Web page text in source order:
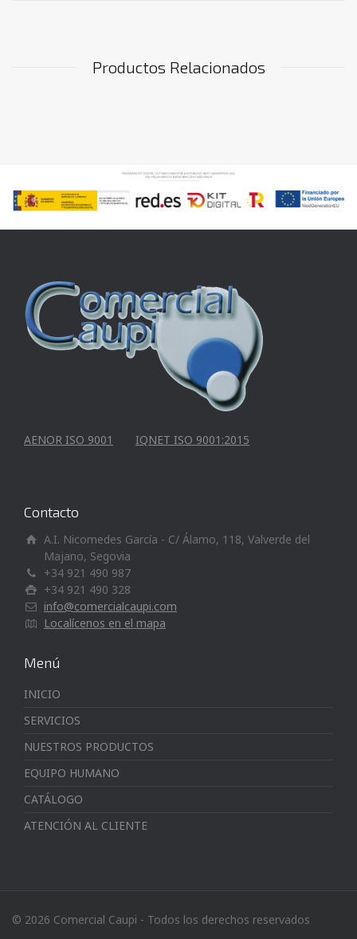
Productos Relacionados
AENOR ISO 9001 IQNET ISO 9001:2015
Contacto
A.I. Nicomedes García - C/ Álamo, 118, Valverde del
Majano, Segovia
+34 921 490 987
+34 921 490 328
info@comercialcaupi.com
Localícenos en el mapa
Menú
INICIO
SERVICIOS
NUESTROS PRODUCTOS
EQUIPO HUMANO
CATÁLOGO
ATENCIÓN AL CLIENTE
© 2026 Comercial Caupi - Todos los derechos reservados